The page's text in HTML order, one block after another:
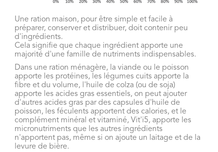
Une ration maison, pour être simple et facile à
préparer, conserver et distribuer, doit contenir peu
d'ingrédients.
Cela signifie que chaque ingrédient apporte une
majorité d'une famille de nutriments indispensables.
Dans une ration ménagère, la viande ou le poisson
apporte les protéines, les légumes cuits apporte la
fibre et du volume, l'huile de colza (ou de soja)
apporte les acides gras essentiels, on peut ajouter
d'autres acides gras par des capsules d'huile de
poisson, les féculents apportent des calories, et le
complément minéral et vitaminé, Vit'i5, apporte les
micronutriments que les autres ingrédients
n'apportent pas, même si on ajoute un laitage et de la
levure de bière.